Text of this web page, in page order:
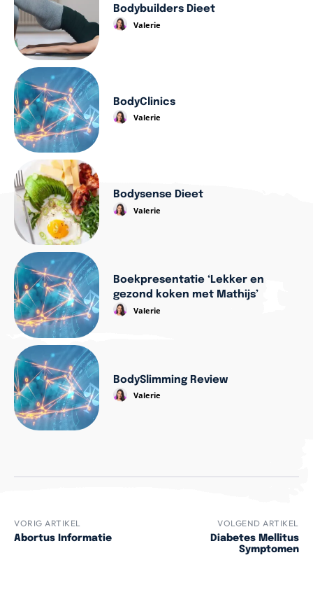
Bodybuilders Dieet
Valerie
BodyClinics
Valerie
Bodysense Dieet
Valerie
Boekpresentatie ‘Lekker en
gezond koken met Mathijs’
Valerie
BodySlimming Review
Valerie
VORIG ARTIKEL
Abortus Informatie
VOLGEND ARTIKEL
Diabetes Mellitus
Symptomen